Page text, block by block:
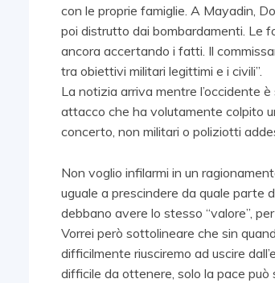
con le proprie famiglie. A Mayadin,
poi distrutto dai bombardamenti. Le
ancora accertando i fatti. Il
tra obiettivi militari legittimi e i civili”.
La notizia arriva mentre l’occidente
attacco che ha volutamente colpito
concerto, non militari o poliziotti
Non voglio infilarmi in un
uguale a prescindere da quale parte
debbano avere lo stesso “valore”,
Vorrei però sottolineare che sin
difficilmente riusciremo ad uscire
difficile da ottenere, solo la pace può